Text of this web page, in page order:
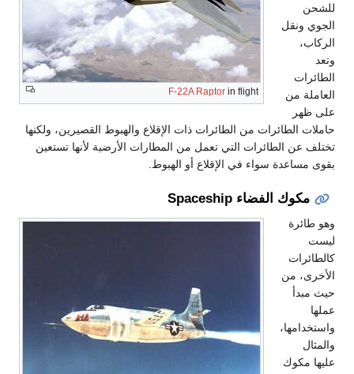
F-22A Raptor in flight
للشحن
الجوي ونقل
الركاب،
وتعد
الطائرات
العاملة من
على ظهر
حاملات الطائرات من الطائرات ذات الإقلاع والهبوط القصيرين، ولكنها
تختلف عن الطائرات التي تعمل من المطارات الأرضية لأنها تستعين
بقوى مساعدة سواء في الإقلاع أو الهبوط.
مكوك الفضاء Spaceship
وهو طائرة
ليست
كالطائرات
الأخرى، من
حيث مبدأ
عملها
واستخدامها،
والمثال
عليها مكوك